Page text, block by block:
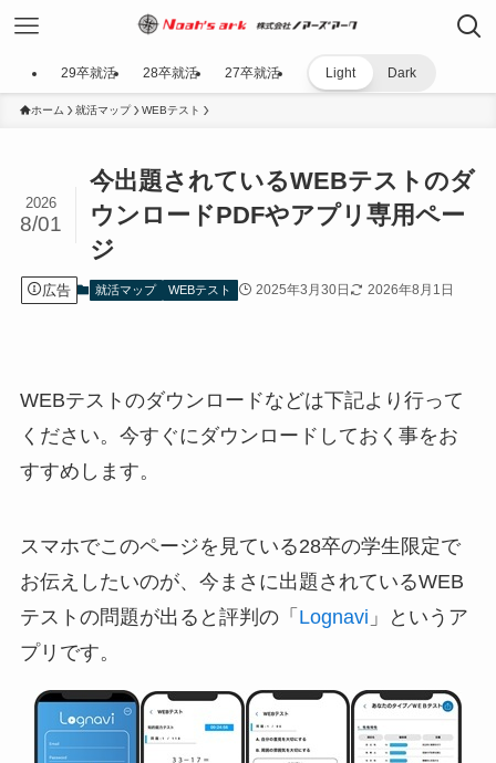
29卒就活 28卒就活 27卒就活 Light Dark
ホーム 就活マップ WEBテスト
今出題されているWEBテストのダ
ウンロードPDFやアプリ専用ペー
ジ
2026
8/01
広告 就活マップ WEBテスト 2025年3月30日 2026年8月1日
WEBテストのダウンロードなどは下記より行って
ください。今すぐにダウンロードしておく事をお
すすめします。
スマホでこのページを見ている28卒の学生限定で
お伝えしたいのが、今まさに出題されているWEB
テストの問題が出ると評判の「 Lognavi 」というア
プリです。